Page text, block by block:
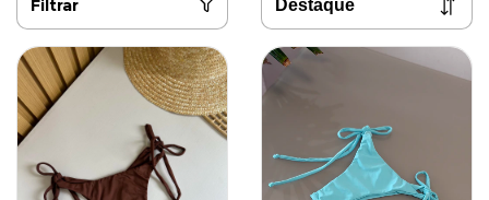
Filtrar